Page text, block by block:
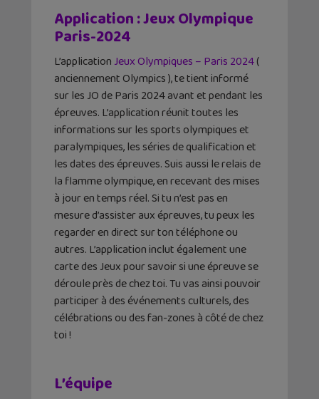
Application : Jeux Olympique
Paris-2024
L’application Jeux Olympiques – Paris 2024(
anciennement Olympics ), te tient informé
sur les JO de Paris 2024 avant et pendant les
épreuves. L’application réunit toutes les
informations sur les sports olympiques et
paralympiques, les séries de qualification et
les dates des épreuves. Suis aussi le relais de
la flamme olympique, en recevant des mises
à jour en temps réel. Si tu n’est pas en
mesure d’assister aux épreuves, tu peux les
regarder en direct sur ton téléphone ou
autres. L’application inclut également une
carte des Jeux pour savoir si une épreuve se
déroule près de chez toi. Tu vas ainsi pouvoir
participer à des événements culturels, des
célébrations ou des fan-zones à côté de chez
toi !
L’équipe